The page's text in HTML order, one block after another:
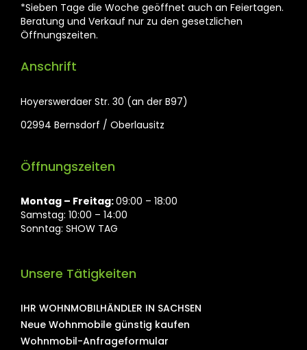
*Sieben Tage die Woche geöffnet auch an Feiertagen.
Beratung und Verkauf nur zu den gesetzlichen
Öffnungszeiten.
Anschrift
Hoyerswerdaer Str. 30 (an der B97)
02994 Bernsdorf / Oberlausitz
Öffnungszeiten
Montag ⁠– Freitag:09:00 – 18:00
Samstag: 10:00 – 14:00
Sonntag: SHOW TAG
Unsere Tätigkeiten
IHR WOHNMOBILHÄNDLER IN SACHSEN
Neue Wohnmobile günstig kaufen
Wohnmobil-Anfrageformular